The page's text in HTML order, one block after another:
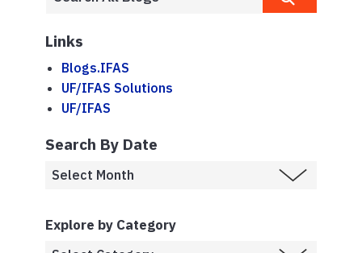
Links
Blogs.IFAS
UF/IFAS Solutions
UF/IFAS
Search By Date
Explore by Category